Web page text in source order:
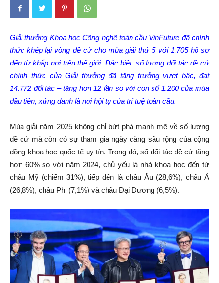
Giải thưởng Khoa học Công nghệ toàn cầu VinFuture đã chính
thức khép lại vòng đề cử cho mùa giải thứ 5 với 1.705 hồ sơ
đến từ khắp nơi trên thế giới. Đặc biệt, số lượng đối tác đề cử
chính thức của Giải thưởng đã tăng trưởng vượt bậc, đạt
14.772 đối tác – tăng hơn 12 lần so với con số 1.200 của mùa
đầu tiên, xứng danh là nơi hội tụ của trí tuệ toàn cầu.
Mùa giải năm 2025 không chỉ bứt phá mạnh mẽ về số lượng
đề cử mà còn có sự tham gia ngày càng sâu rộng của cộng
đồng khoa học quốc tế uy tín. Trong đó, số đối tác đề cử tăng
hơn 60% so với năm 2024, chủ yếu là nhà khoa học đến từ
châu Mỹ (chiếm 31%), tiếp đến là châu Âu (28,6%), châu Á
(26,8%), châu Phi (7,1%) và châu Đại Dương (6,5%).